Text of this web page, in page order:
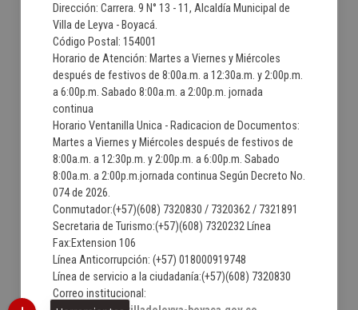
Dirección: Carrera. 9 N° 13 - 11, Alcaldía Municipal de
Villa de Leyva - Boyacá.
Código Postal: 154001
Horario de Atención: Martes a Viernes y Miércoles
después de festivos de 8:00a.m. a 12:30a.m. y 2:00p.m.
a 6:00p.m. Sabado 8:00a.m. a 2:00p.m. jornada
continua
Horario Ventanilla Unica - Radicacion de Documentos:
Martes a Viernes y Miércoles después de festivos de
8:00a.m. a 12:30p.m. y 2:00p.m. a 6:00p.m. Sabado
8:00a.m. a 2:00p.m.jornada continua Según Decreto No.
074 de 2026.
Conmutador:(+57)(608) 7320830 / 7320362 / 7321891
Secretaria de Turismo:(+57)(608) 7320232 Línea
Fax:Extension 106
Línea Anticorrupción: (+57) 018000919748
Línea de servicio a la ciudadanía:(+57)(608) 7320830
Correo institucional: